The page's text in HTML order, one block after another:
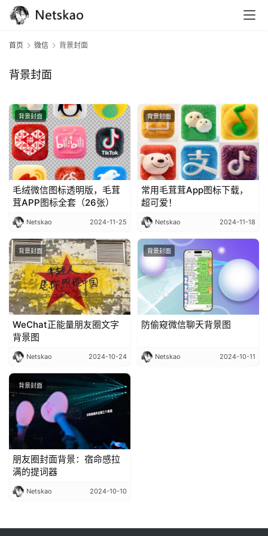
资
讯
巨
魔
导
航
苹
果
导
航
网
址
导
航
登录 注册
首页 微信 背景封面
背景封面
背景封面
毛绒微信图标透明版，毛茸
茸APP图标全套（26张）
Netskao 2024-11-25
背景封面
常用毛茸茸App图标下载，
超可爱！
Netskao 2024-11-18
背景封面
WeChat正能量朋友圈文字
背景图 ​​​
Netskao 2024-10-24
背景封面
防偷窥微信聊天背景图
Netskao 2024-10-11
背景封面
朋友圈封面背景：宿命感拉
满的提词器
Netskao 2024-10-10